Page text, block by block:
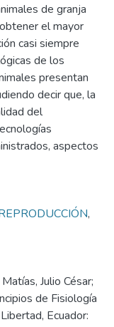
de granja
el mayor
casi siempre
de los
presentan
decir que, la
del
aspectos
,
Julio César;
de Fisiología
Ecuador: